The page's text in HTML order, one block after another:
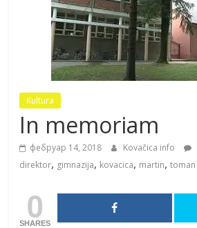
Kultura
In memoriam
фебруар 14, 2018 Kovačica info
direktor, gimnazija, kovacica, martin,toman
0
SHARES